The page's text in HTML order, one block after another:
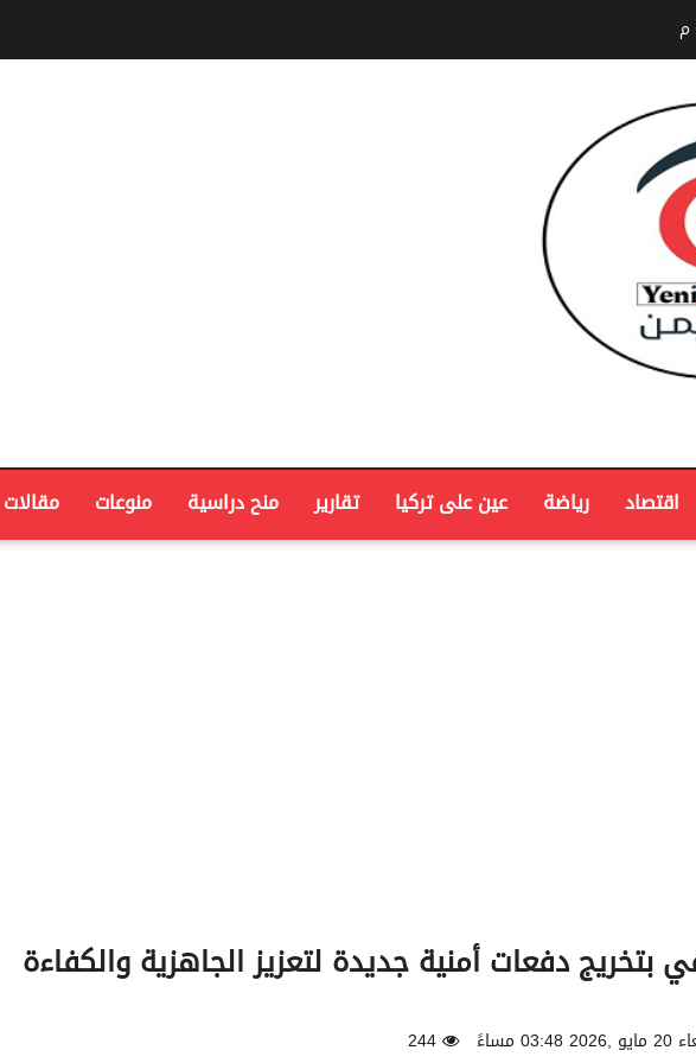
اقتصاد رياضة عين على تركيا تقارير منح دراسية منوعات مقالات
دفعات أمنية جديدة لتعزيز الجاهزية والكفاءة
مساءً 244